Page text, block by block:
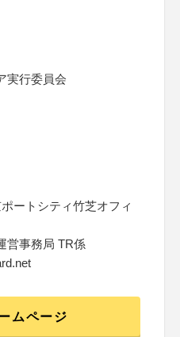
実行委員会
ートシティ竹芝オフィ
営事務局 TR係
ムページ